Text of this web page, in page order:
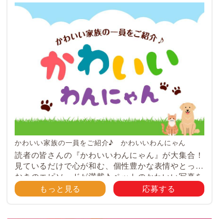
かわいい家族の一員をご紹介♪ かわいいわんにゃん
読者の皆さんの『かわいいわんにゃん』が大集合！
見ているだけで心が和む、個性豊かな表情やとって
おきのエピソードが満載♪ ペットのかわいい写真を
大募集！ みなさんのご自慢のペット写真や動画を
大募集！ 携帯電話・スマホ等で撮影 […]
もっと見る 応募する